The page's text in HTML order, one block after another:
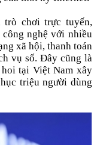
trò chơi trực tuyến,
nghệ với nhiều
xã hội, thanh toán
vụ số. Đây cũng là
tại Việt Nam xây
triệu người dùng